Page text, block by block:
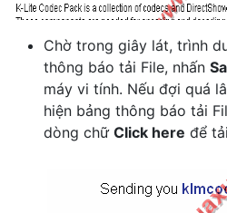
Chờ trong giây lát, trình
thông báo tải File, nhấn
máy vi tính. Nếu đợi quá
hiện bảng thông báo tải
dòng chữ Click here để